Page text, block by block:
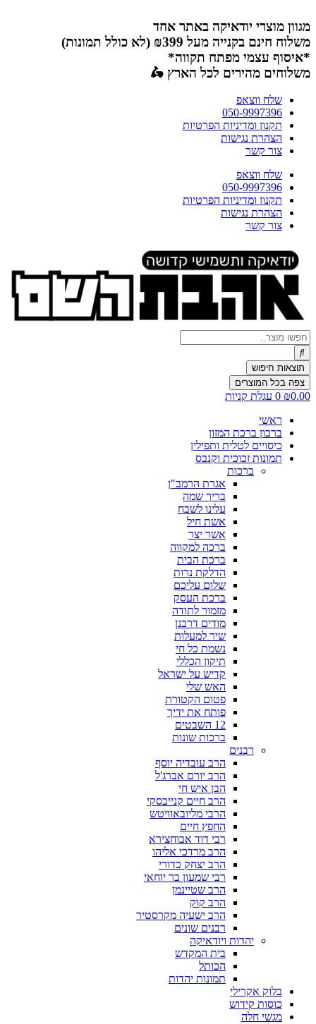
לתוכן
מגוון מוצרי יודאיקה באתר אחד
משלוח חינם בקנייה מעל ₪399 (לא כולל תמונות)
*איסוף עצמי מפתח תקווה*
משלוחים מהירים לכל הארץ 🛵
שלח ווצאפ
050-9997396
תקנון ומדיניות הפרטיות
הצהרת נגישות
צור קשר
שלח ווצאפ
050-9997396
תקנון ומדיניות הפרטיות
הצהרת נגישות
צור קשר
Search
...
תוצאות חיפוש
צפה בכל המוצרים
₪0.00
0 עגלת קניות
ראשי
ברכון ברכת המזון
כיסויים לטלית ותפילין
תמונות זכוכית וקנבס
ברכות
אגרת הרמב"ן
בריך שמה
עלינו לשבח
אשת חיל
אשר יצר
ברכה למקווה
ברכת הבית
הדלקת נרות
שלום עליכם
ברכת העסק
מזמור לתודה
מודים דרבנן
שיר למעלות
נשמת כל חי
תיקון הכללי
קדיש על ישראל
האש שלי
פטום הקטורת
פותח את ידיך
12 השבטים
ברכות שונות
רבנים
הרב עובדיה יוסף
הרב יורם אברג'ל
הבן איש חי
הרב חיים קנייבסקי
הרבי מליובאוויטש
החפץ חיים
רבי דוד אבוחצירא
הרב מרדכי אליהו
הרב יצחק כדורי
רבי שמעון בר יוחאי
הרב שטיינמן
הרב קוק
הרב ישעיה מקרסטיר
רבנים שונים
יהדות ויודאיקה
בית המקדש
הכותל
תמונות יהדות
בלוק אקרילי
כוסות קידוש
מגשי חלה